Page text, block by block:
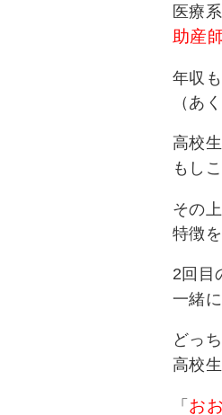
医療
助産
年収も
（あ
高校
もし
その
特徴
2回目
一緒
どっ
高校
「 お